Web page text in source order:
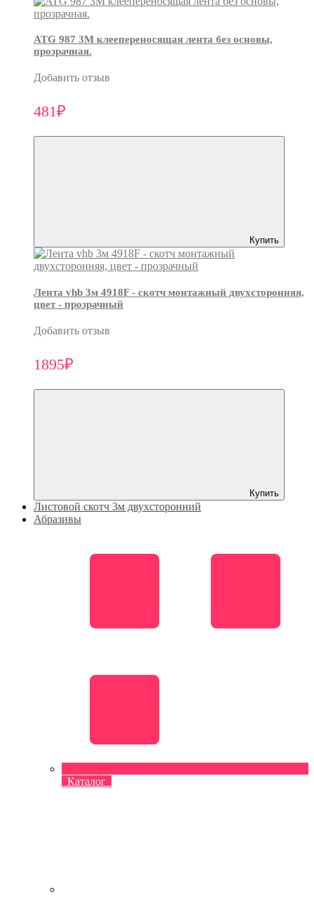
ATG 987 3М клеепереносящая лента без основы,
прозрачная.
Добавить отзыв
481₽
Купить
Лента vhb 3м 4918F - скотч монтажный двухсторонняя,
цвет - прозрачный
Добавить отзыв
1895₽
Купить
Листовой скотч 3м двухсторонний
Абразивы
Каталог